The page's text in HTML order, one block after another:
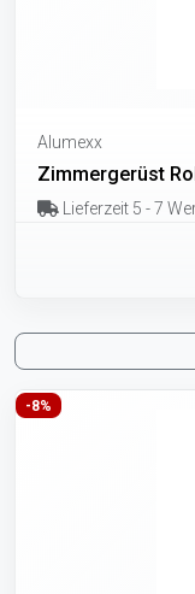
Alumexx
Zimmergerüst
Lieferzeit 5 - 7
-8%